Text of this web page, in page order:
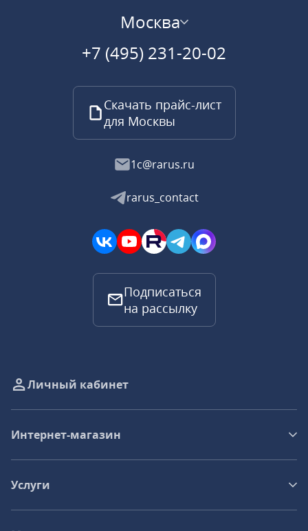
Москва
+7 (495) 231-20-02
Скачать прайс-лист
для Москвы
1c@rarus.ru
rarus_contact
Подписаться
на рассылку
Личный кабинет
Интернет-магазин
Услуги